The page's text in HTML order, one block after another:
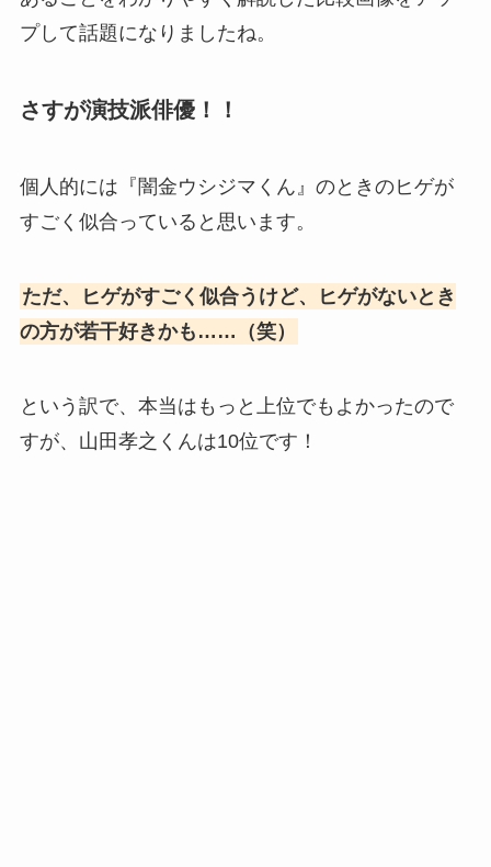
プして話題になりましたね。
さすが演技派俳優！！
個人的には『闇金ウシジマくん』のときのヒゲが
すごく似合っていると思います。
ただ、ヒゲがすごく似合うけど、ヒゲがないとき
の方が若干好きかも……（笑）
という訳で、本当はもっと上位でもよかったので
すが、山田孝之くんは10位です！